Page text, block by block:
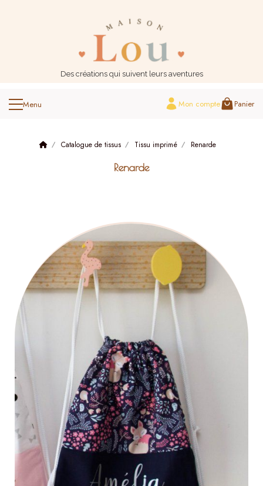
Des créations qui suivent leurs aventures
Mon compte Panier
Catalogue de tissus Tissu imprimé Renarde
Renarde